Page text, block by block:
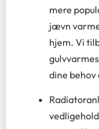
mere
jævn
hjem. Vi
dine behov